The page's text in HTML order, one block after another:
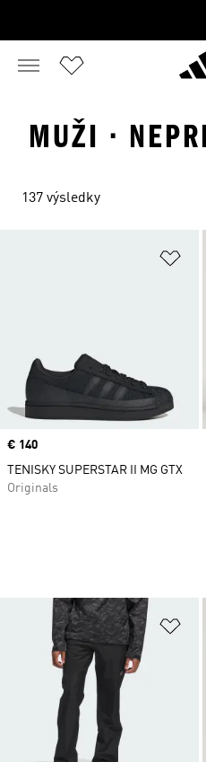
MUŽI ·
137 výsledky
Price
€ 140
TENISKY SUPERSTAR II MG GTX
Originals